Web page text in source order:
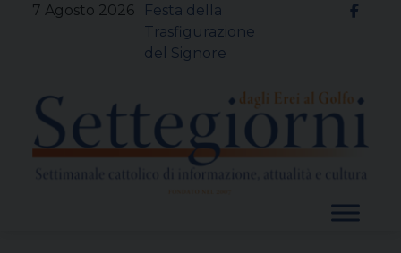
7 Agosto 2026
Festa della
Trasfigurazione
del Signore